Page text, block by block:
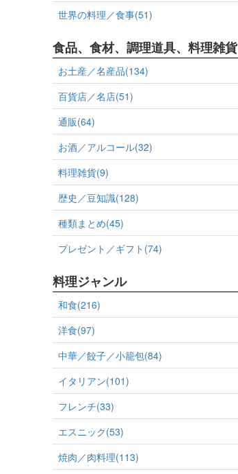
世界の料理／食事(51)
食品、食材、調理道具、料理雑貨
お土産／名産品(134)
百貨店／名店(51)
通販(64)
お酒／アルコール(32)
料理雑貨(9)
歴史／豆知識(128)
種類まとめ(45)
プレゼント／ギフト(74)
料理ジャンル
和食(216)
洋食(97)
中華／餃子／小籠包(84)
イタリアン(101)
フレンチ(33)
エスニック(53)
焼肉／肉料理(113)